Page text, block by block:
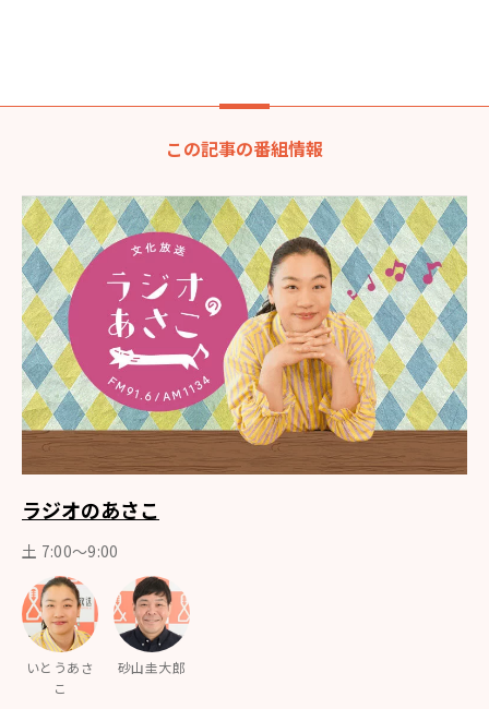
この記事の番組情報
ラジオのあさこ
土 7:00～9:00
いとうあさ
こ
砂山圭大郎